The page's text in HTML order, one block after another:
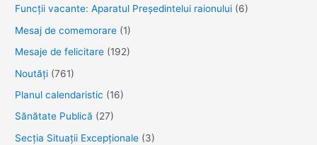
Funcții vacante: Aparatul Președintelui raionului (6)
Mesaj de comemorare (1)
Mesaje de felicitare (192)
Noutăţi (761)
Planul calendaristic (16)
Sănătate Publică (27)
Secția Situații Excepționale (3)